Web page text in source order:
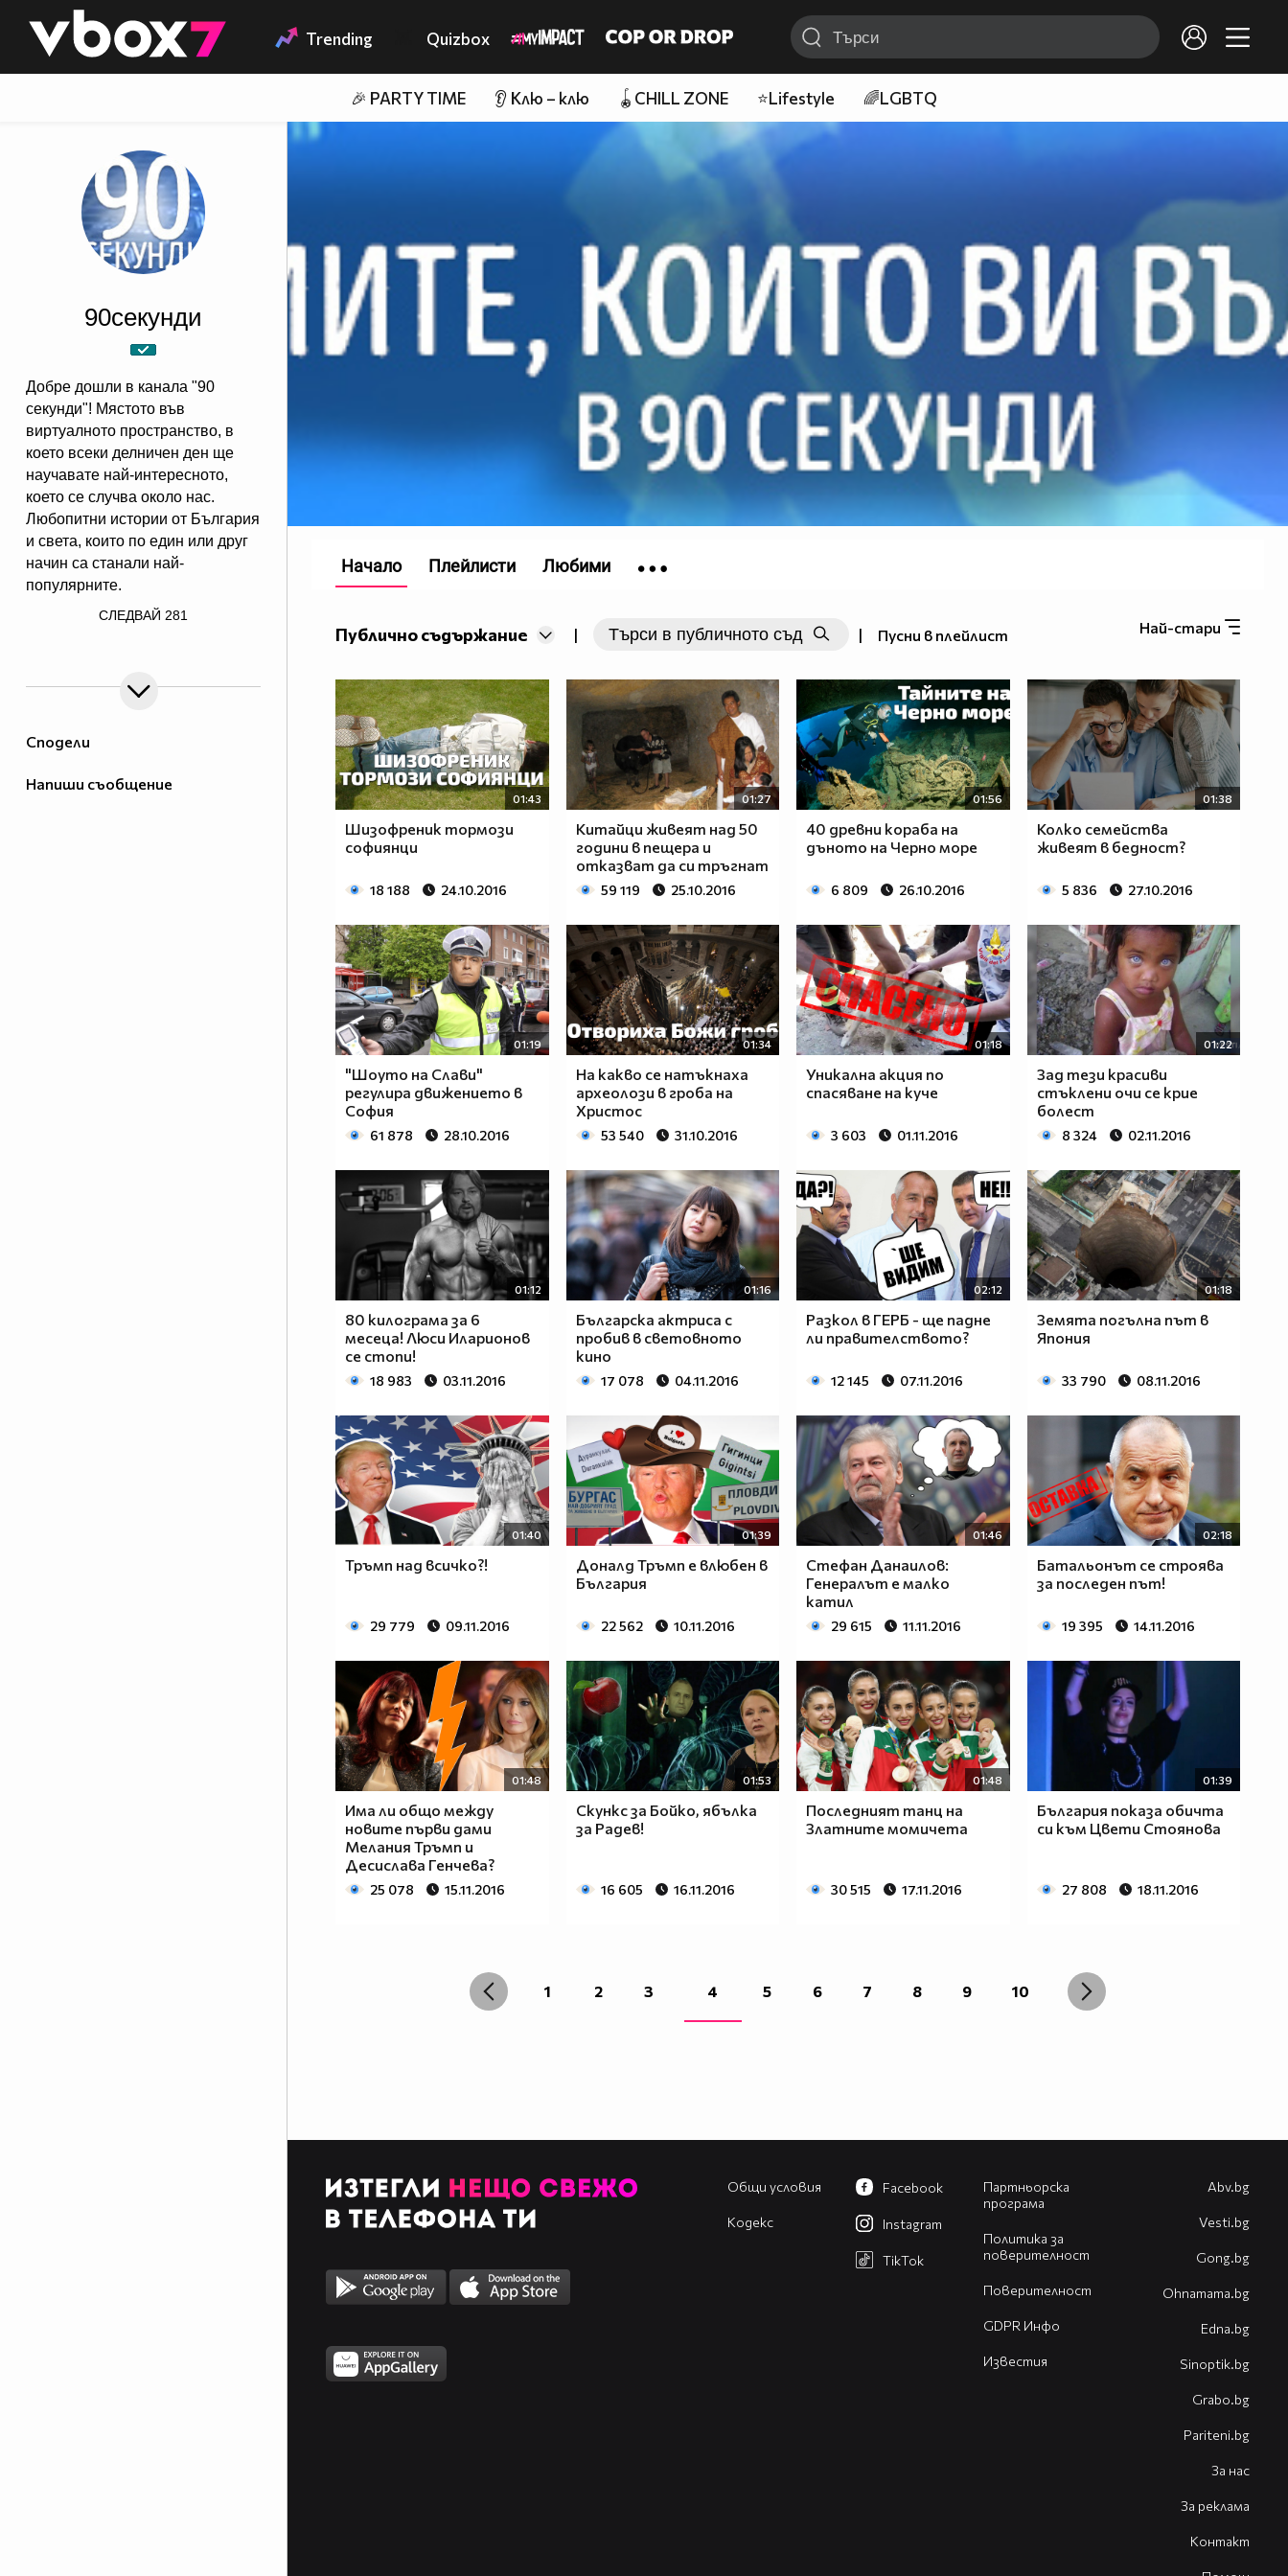
👾 Trending Quizbox
🎉 PARTY TIME 👂 Клю – клю 🪀CHILL ZONE ⭐Lifestyle 🌈LGBTQ
Сподели
Напиши съобщение
90секунди
Добре дошли в канала "90
секунди"! Мястото във
виртуалното пространство, в
което всеки делничен ден ще
научавате най-интересното,
което се случва около нас.
Любопитни истории от България
и света, които по един или друг
начин са станали най-
популярните.
/> Ние разказваме историите,
СЛЕДВАЙ 281
Най-стари
Публично съдържание | | Пусни в плейлист
01:43
Шизофреник тормози
софиянци
18 188 24.10.2016
01:27
Китайци живеят над 50
години в пещера и
отказват да си тръгнат
59 119 25.10.2016
01:56
40 древни кораба на
дъното на Черно море
6 809 26.10.2016
01:38
Колко семейства
живеят в бедност?
5 836 27.10.2016
01:19
"Шоуто на Слави"
регулира движението в
София
61 878 28.10.2016
01:34
На какво се натъкнаха
археолози в гроба на
Христос
53 540 31.10.2016
01:18
Уникална акция по
спасяване на куче
3 603 01.11.2016
01:22
Зад тези красиви
стъклени очи се крие
болест
8 324 02.11.2016
01:12
80 килограма за 6
месеца! Люси Иларионов
се стопи!
18 983 03.11.2016
01:16
Българска актриса с
пробив в световното
кино
17 078 04.11.2016
02:12
Разкол в ГЕРБ - ще падне
ли правителството?
12 145 07.11.2016
01:18
Земята погълна път в
Япония
33 790 08.11.2016
01:40
Тръмп над всичко?!
29 779 09.11.2016
01:39
Доналд Тръмп е влюбен в
България
22 562 10.11.2016
01:46
Стефан Данаилов:
Генералът е малко
катил
29 615 11.11.2016
02:18
Батальонът се строява
за последен път!
19 395 14.11.2016
01:48
Има ли общо между
новите първи дами
Мелания Тръмп и
Десислава Генчева?
25 078 15.11.2016
01:53
Скункс за Бойко, ябълка
за Радев!
16 605 16.11.2016
01:48
Последният танц на
Златните момичета
30 515 17.11.2016
01:39
България показа обичта
си към Цвети Стоянова
27 808 18.11.2016
1 2 3 4 5 6 7 8 9 10
Начало Плейлисти Любими
Общи условия
Кодекс
Партньорска
програма
Политика за
поверителност
Поверителност
GDPR Инфо
Известия
Facebook
Instagram
TikTok
Abv.bg
Vesti.bg
Gong.bg
Оhnamama.bg
Edna.bg
Sinoptik.bg
Grabo.bg
Pariteni.bg
За нас
За реклама
Контакт